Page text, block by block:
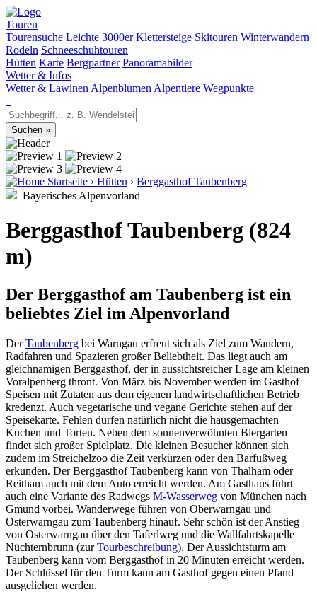
Touren
Tourensuche Leichte 3000er Klettersteige Skitouren Winterwandern
Rodeln Schneeschuhtouren
Hütten Karte Bergpartner Panoramabilder
Wetter & Infos
Wetter & Lawinen Alpenblumen Alpentiere Wegpunkte
Startseite › Hütten › Berggasthof Taubenberg
Bayerisches Alpenvorland
Berggasthof Taubenberg (824
m)
Der Berggasthof am Taubenberg ist ein
beliebtes Ziel im Alpenvorland
DerTaubenberg bei Warngau erfreut sich als Ziel zum Wandern,
Radfahren und Spazieren großer Beliebtheit. Das liegt auch am
gleichnamigen Berggasthof, der in aussichtsreicher Lage am kleinen
Voralpenberg thront. Von März bis November werden im Gasthof
Speisen mit Zutaten aus dem eigenen landwirtschaftlichen Betrieb
kredenzt. Auch vegetarische und vegane Gerichte stehen auf der
Speisekarte. Fehlen dürfen natürlich nicht die hausgemachten
Kuchen und Torten. Neben dem sonnenverwöhnten Biergarten
findet sich großer Spielplatz. Die kleinen Besucher können sich
zudem im Streichelzoo die Zeit verkürzen oder den Barfußweg
erkunden. Der Berggasthof Taubenberg kann von Thalham oder
Reitham auch mit dem Auto erreicht werden. Am Gasthaus führt
auch eine Variante des Radwegs M-Wasserweg von München nach
Gmund vorbei. Wanderwege führen von Oberwarngau und
Osterwarngau zum Taubenberg hinauf. Sehr schön ist der Anstieg
von Osterwarngau über den Taferlweg und die Wallfahrtskapelle
Nüchternbrunn (zurTourbeschreibung). Der Aussichtsturm am
Taubenberg kann vom Berggasthof in 20 Minuten erreicht werden.
Der Schlüssel für den Turm kann am Gasthof gegen einen Pfand
ausgeliehen werden.